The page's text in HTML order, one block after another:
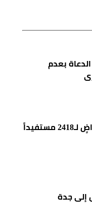
بعدم
بدء إجراءات استكمال منح أراضٍ لـ2418 مستفيداً
إلى جدة